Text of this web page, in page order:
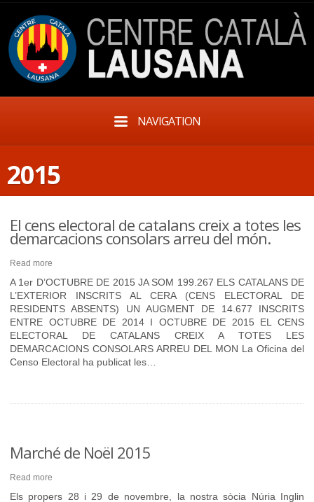
NAVIGATION
2015
El cens electoral de catalans creix a totes les
demarcacions consolars arreu del món.
Read more
A 1er D’OCTUBRE DE 2015 JA SOM 199.267 ELS CATALANS DE
L’EXTERIOR INSCRITS AL CERA (CENS ELECTORAL DE
RESIDENTS ABSENTS) UN AUGMENT DE 14.677 INSCRITS
ENTRE OCTUBRE DE 2014 I OCTUBRE DE 2015 EL CENS
ELECTORAL DE CATALANS CREIX A TOTES LES
DEMARCACIONS CONSOLARS ARREU DEL MON La Oficina del
Censo Electoral ha publicat les…
Marché de Noël 2015
Read more
Els propers 28 i 29 de novembre, la nostra sòcia Núria Inglin